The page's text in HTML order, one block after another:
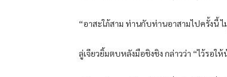
“อาสะใภ้สาม ท่านกับท่านอาสามไปครั้งนี้ ไ
ลู่เจียวยิ้มตบหลังมือชิงชิง กล่าวว่า “ไว้รอใ